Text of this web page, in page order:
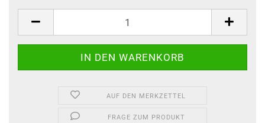
AUF DEN MERKZETTEL
FRAGE ZUM PRODUKT